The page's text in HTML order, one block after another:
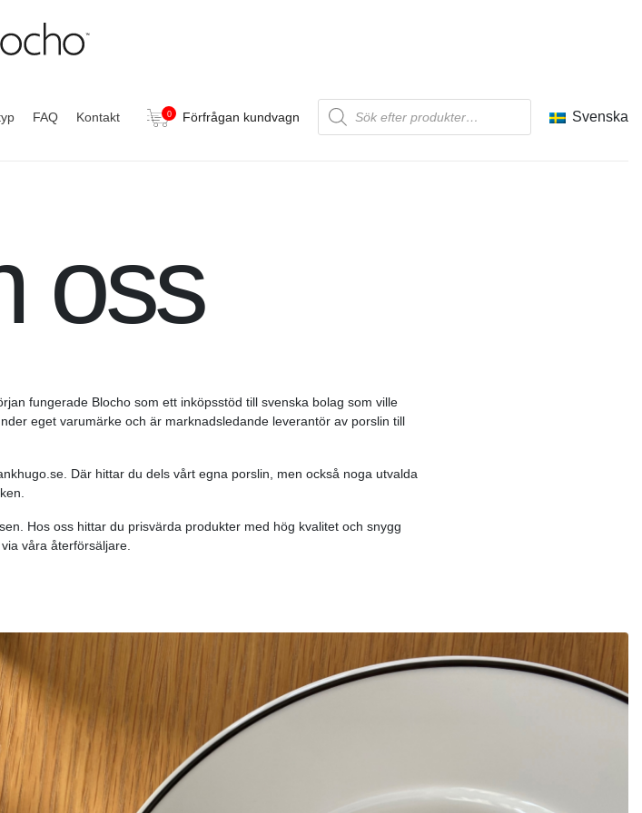
FAQ Kontakt 0 Förfrågan kundvagn
Produktsökning
Svenska
oss
fungerade Blocho som ett inköpsstöd till svenska bolag som ville
eget varumärke och är marknadsledande leverantör av porslin till
Där hittar du dels vårt egna porslin, men också noga utvalda
Hos oss hittar du prisvärda produkter med hög kvalitet och snygg
våra återförsäljare.